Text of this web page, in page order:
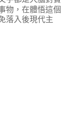
物，在體悟這個
落入後現代主